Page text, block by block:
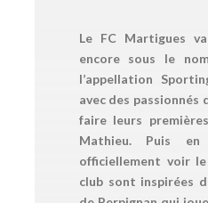
Le FC Martigues
encore sous le
l’appellation
avec des
faire leurs
Mathieu. Puis
officiellement voir
club sont inspirées